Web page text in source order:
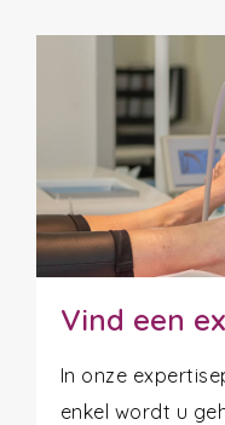
Vind een
In onze
enkel wordt u